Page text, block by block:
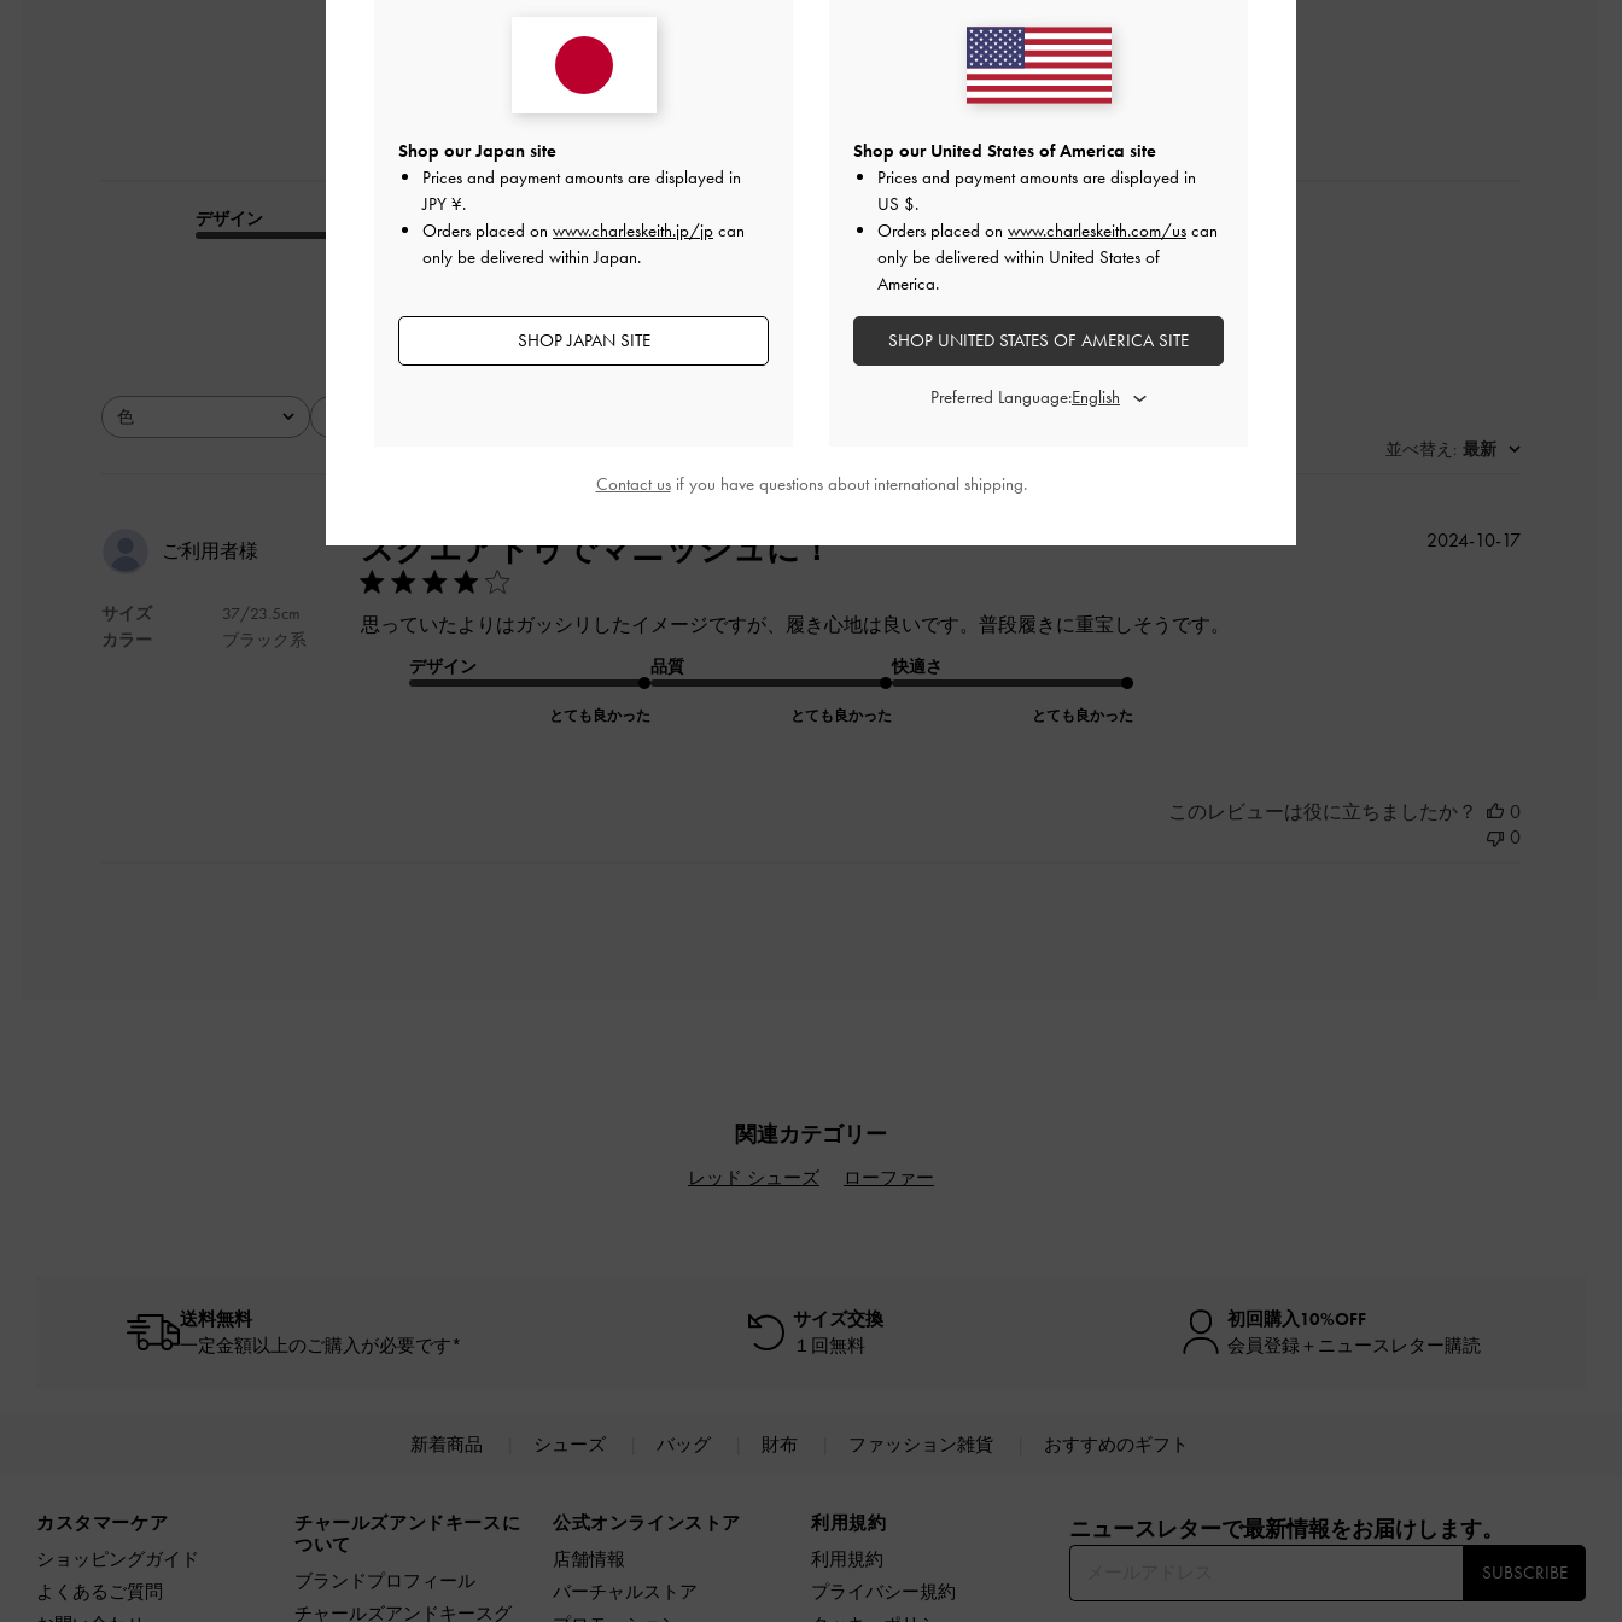
0
0
デザイン
とても良かった
品質
とても良かった とても良かった
色全て
並べ替え : 最新
ご利用者様
サイズ
カラー
37/23.5cm
ブラック系
スクエアトゥでマニッシュに！
思っていたよりはガッシリしたイメージですが、履き心地は良いです。普段履きに重宝しそうです。
デザイン
とても良かった
品質
とても良かった
快適さ
とても良かった
公
2024-10-17
このレビューは役に立ちましたか？
0
0
関連カテゴリー
レッド シューズ ローファー
送料無料
一定金額以上のご購入が必要です*
サイズ交換
１回無料
初回購入10%OFF
会員登録＋ニュースレター購読
新着商品 シューズ バッグ 財布 ファッション雑貨 おすすめのギフト
カスタマーケア
ショッピングガイド
よくあるご質問
チャールズアンドキースに
ついて
ブランドプロフィール
チャールズアンドキースグ
公式オンラインストア
店舗情報
バーチャルストア
利用規約
利用規約
プライバシー規約
ニュースレターで最新情報をお届けします。​
SUBSCRIBE
Shop our Japan site
Prices and payment amounts are displayed in
JPY ¥.
Orders placed on www.charleskeith.jp/jp can
only be delivered within Japan.
SHOP JAPAN SITE
Shop our United States of America site
Prices and payment amounts are displayed in
US $.
Orders placed on www.charleskeith.com/us can
only be delivered within United States of
America.
SHOP UNITED STATES OF AMERICA SITE
Preferred Language:
Contact usif you have questions about international shipping.